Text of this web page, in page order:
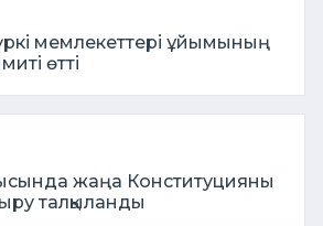
мемлекеттері ұйымының
өтті
жаңа Конституцияны
талқыланды